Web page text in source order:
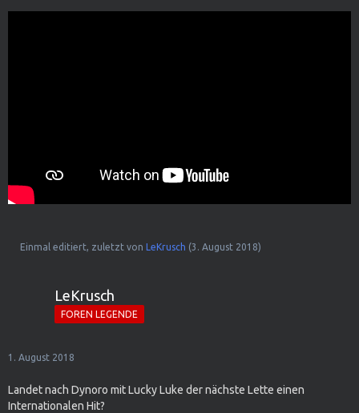
Einmal editiert, zuletzt von LeKrusch (3. August 2018)
LeKrusch
FOREN LEGENDE
1. August 2018
Landet nach Dynoro mit Lucky Luke der nächste Lette einen
Internationalen Hit?